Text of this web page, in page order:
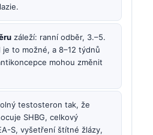
záleží: ranní odběr, 3.–5.
to možné, a 8–12 týdnů
mohou změnit
testosteron tak, že
SHBG, celkový
S, vyšetření štítné žlázy,